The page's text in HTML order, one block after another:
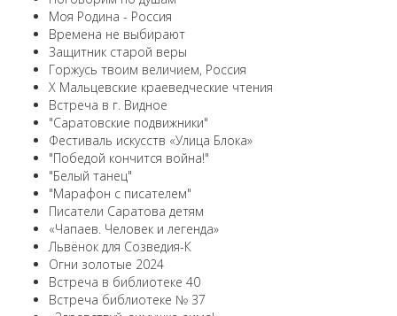
Моя Родина - Россия
Времена не выбирают
Защитник старой веры
Горжусь твоим величием, Россия
X Мальцевские краеведческие чтения
Встреча в г. Видное
"Саратовские подвижники"
Фестиваль искусств «Улица Блока»
"Победой кончится война!"
"Белый танец"
"Марафон с писателем"
Писатели Саратова детям
«Чапаев. Человек и легенда»
Львёнок для Созведия-К
Огни золотые 2024
Встреча в библиотеке 40
Встреча библиотеке № 37